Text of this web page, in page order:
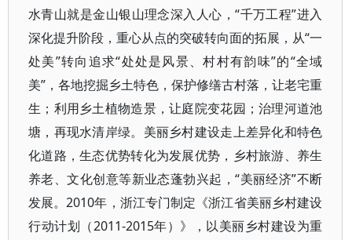
水青山就是金山银山理念深入人心，“千万工程”进入
深化提升阶段，重心从点的突破转向面的拓展，从“一
处美”转向追求“处处是风景、村村有韵味”的“全域
美”，各地挖掘乡土特色，保护修缮古村落，让老宅重
生；利用乡土植物造景，让庭院变花园；治理河道池
塘，再现水清岸绿。美丽乡村建设走上差异化和特色
化道路，生态优势转化为发展优势，乡村旅游、养生
养老、文化创意等新业态蓬勃兴起，“美丽经济”不断
发展。2010年，浙江专门制定《浙江省美丽乡村建设
行动计划（2011-2015年）》，以美丽乡村建设为重